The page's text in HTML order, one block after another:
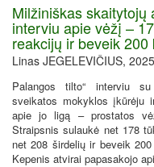
Milžiniškas skaitytojų
interviu apie vėžį –
reakcijų ir beveik 200
Linas JEGELEVIČIUS,
Palangos tilto“ interviu
sveikatos mokyklos įkūrėju
apie jo ligą – prostatos
Straipsnis sulaukė net 178
net 208 širdelių ir beveik
Kepenis atvirai papasakojo